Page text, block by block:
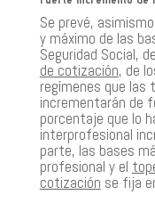
Se prevé,
y máximo de las
Seguridad Social,
de cotización, de
regímenes que las
incrementarán de
porcentaje que lo
interprofesional
parte, las bases
profesional y el
cotización se fija